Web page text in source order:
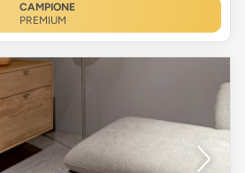
CAMPIONE
PREMIUM